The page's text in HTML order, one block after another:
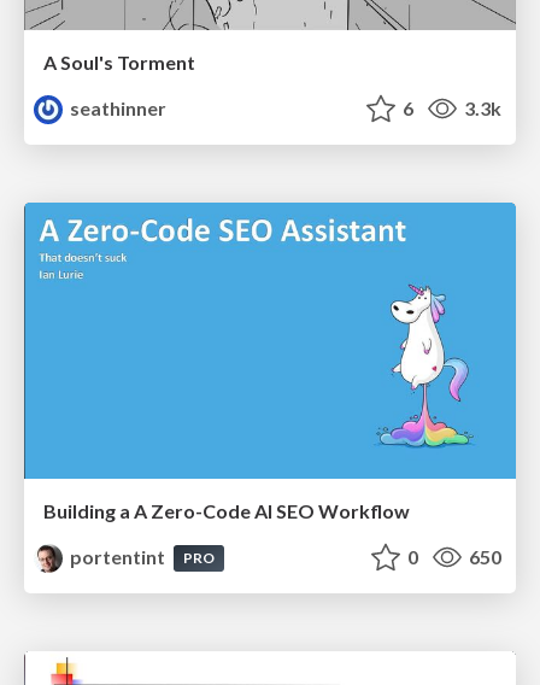
A Soul's Torment
seathinner
6 3.3k
Building a A Zero-Code AI SEO Workflow
portentint
PRO 0 650